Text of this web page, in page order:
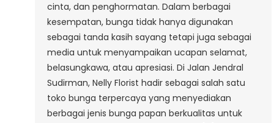
cinta, dan penghormatan. Dalam berbagai
kesempatan, bunga tidak hanya digunakan
sebagai tanda kasih sayang tetapi juga sebagai
media untuk menyampaikan ucapan selamat,
belasungkawa, atau apresiasi. Di Jalan Jendral
Sudirman, Nelly Florist hadir sebagai salah satu
toko bunga terpercaya yang menyediakan
berbagai jenis bunga papan berkualitas untuk